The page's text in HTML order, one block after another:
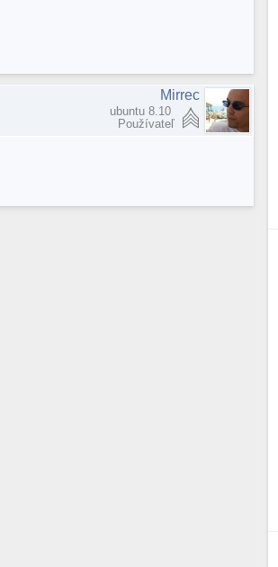
Mirrec
ubuntu 8.10
Používateľ